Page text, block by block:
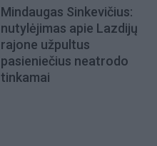
Mindaugas Sinkevičius:
nutylėjimas apie Lazdijų
rajone užpultus
pasieniečius neatrodo
tinkamai